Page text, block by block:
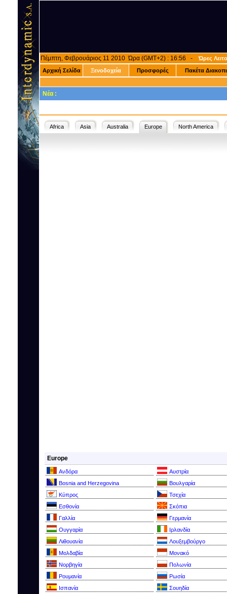
Πέμπτη, Φεβρουάριος 11 2010 Ώρα (GMT+2) : 16:56 -Ώρες
Αρχική Σελίδα
Ξενοδοχεία Προσφορές Πακέτα
Νέα :
Africa Asia Australia Europe North America
Europe
Ανδόρα
Αυστρία
Bosnia and Herzegovina
Βουλγαρία
Kύπρος
Τσεχία
Εσθονία
Σκόπια
Γαλλία
Γερμανία
Ουγγαρία
Ιρλανδία
Λιθουανία
Λουξεμβούργο
Μολδαβία
Μονακό
Νορβηγία
Πολωνία
Ρουμανία
Ρωσία
Ισπανία
Σουηδία